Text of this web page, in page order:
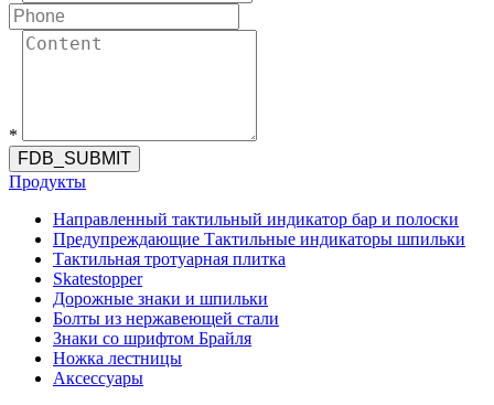
*
FDB_SUBMIT
Продукты
Направленный тактильный индикатор бар и полоски
Предупреждающие Тактильные индикаторы шпильки
Тактильная тротуарная плитка
Skatestopper
Дорожные знаки и шпильки
Болты из нержавеющей стали
Знаки со шрифтом Брайля
Ножка лестницы
Аксессуары